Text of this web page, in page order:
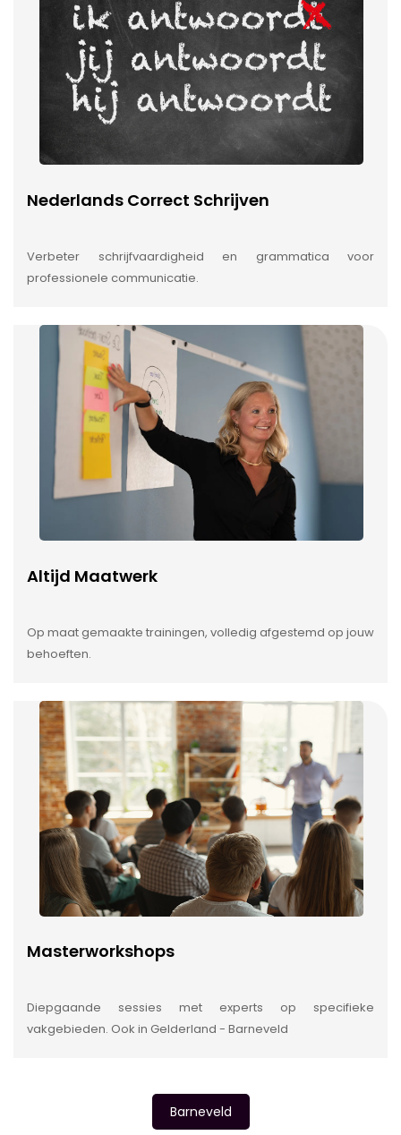
Nederlands Correct Schrijven
Verbeter schrijfvaardigheid en grammatica voor
professionele communicatie.
Altijd Maatwerk
Op maat gemaakte trainingen, volledig afgestemd op jouw
behoeften.
Masterworkshops
Diepgaande sessies met experts op specifieke
vakgebieden. Ook in Gelderland - Barneveld
Barneveld